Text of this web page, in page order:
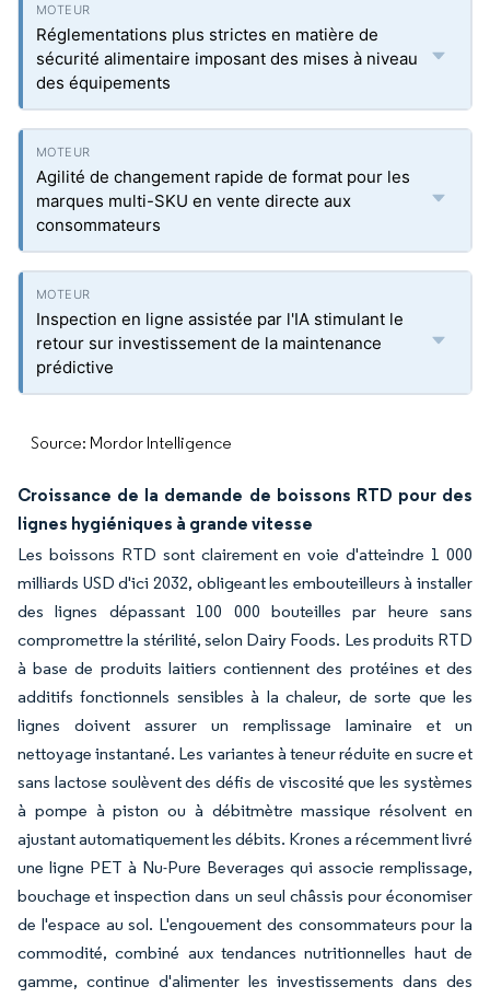
Réglementations plus strictes en matière de
sécurité alimentaire imposant des mises à niveau
des équipements
Agilité de changement rapide de format pour les
marques multi-SKU en vente directe aux
consommateurs
Inspection en ligne assistée par l'IA stimulant le
retour sur investissement de la maintenance
prédictive
Source: Mordor Intelligence
Croissance de la demande de boissons RTD pour des
lignes hygiéniques à grande vitesse
Les boissons RTD sont clairement en voie d'atteindre 1 000
milliards USD d'ici 2032, obligeant les embouteilleurs à installer
des lignes dépassant 100 000 bouteilles par heure sans
compromettre la stérilité, selon Dairy Foods. Les produits RTD
à base de produits laitiers contiennent des protéines et des
additifs fonctionnels sensibles à la chaleur, de sorte que les
lignes doivent assurer un remplissage laminaire et un
nettoyage instantané. Les variantes à teneur réduite en sucre et
sans lactose soulèvent des défis de viscosité que les systèmes
à pompe à piston ou à débitmètre massique résolvent en
ajustant automatiquement les débits. Krones a récemment livré
une ligne PET à Nu-Pure Beverages qui associe remplissage,
bouchage et inspection dans un seul châssis pour économiser
de l'espace au sol. L'engouement des consommateurs pour la
commodité, combiné aux tendances nutritionnelles haut de
gamme, continue d'alimenter les investissements dans des